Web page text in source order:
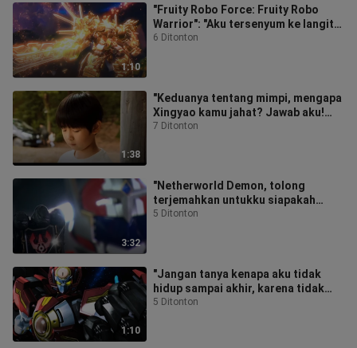
1:10
"Fruity Robo Force: Fruity Robo
Warrior": "Aku tersenyum ke langit
dengan pedang di tangan, kesetiaa
6 Ditonton
1:38
"Keduanya tentang mimpi, mengapa
Xingyao kamu jahat? Jawab aku!
Tatap mataku dan katakan kenapa
7 Ditonton
3:32
"Netherworld Demon, tolong
terjemahkan untukku siapakah
Dewa Perang Xingtian!"
5 Ditonton
1:10
"Jangan tanya kenapa aku tidak
hidup sampai akhir, karena tidak
ada yang bisa mengalahkanku
5 Ditonton